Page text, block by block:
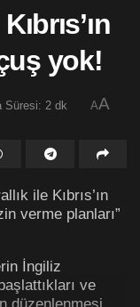
yok!
Süresi: 2 dk AA
ile Kıbrıs’ın
verme planları”
İngiliz
ve